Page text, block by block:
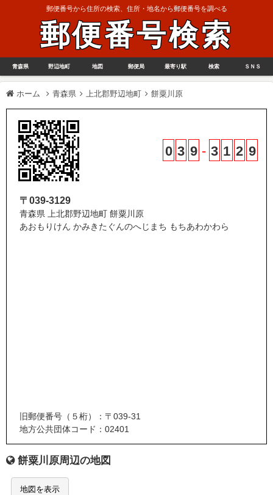
郵便番号から住所の検索、住所・地名から郵便番号を調べる
郵便番号検索
青森県 野辺地町 地図 郵便局 最寄り駅 検索 ＳＮＳ
ホーム 青森県 上北郡野辺地町 餅粟川原
0 3 9 - 3 1 2 9
〒039-3129
青森県 上北郡野辺地町 餅粟川原
あおもりけん かみきたぐんのへじまち もちあわかわら
旧郵便番号（５桁）：〒039-31
地方公共団体コード：02401
餅粟川原周辺の地図
地図を表示